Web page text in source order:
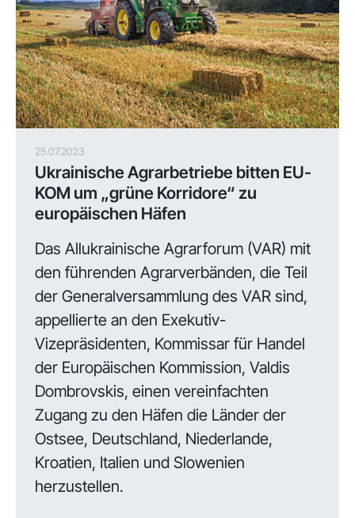
25.07.2023
Ukrainische Agrarbetriebe bitten EU-
KOM um „grüne Korridore“ zu
europäischen Häfen
Das Allukrainische Agrarforum (VAR) mit
den führenden Agrarverbänden, die Teil
der Generalversammlung des VAR sind,
appellierte an den Exekutiv-
Vizepräsidenten, Kommissar für Handel
der Europäischen Kommission, Valdis
Dombrovskis, einen vereinfachten
Zugang zu den Häfen die Länder der
Ostsee, Deutschland, Niederlande,
Kroatien, Italien und Slowenien
herzustellen.